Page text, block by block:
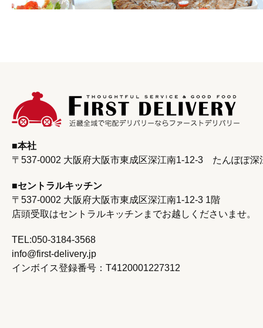
本社
〒537-0002 大阪府大阪市東成区深江南1-12-3 たんぽぽ
セントラルキッチン
〒537-0002 大阪府大阪市東成区深江南1‐12‐3 1階
店頭受取はセントラルキッチンまでお越しくださいませ。
TEL:050-3184-3568
info@first-delivery.jp
インボイス登録番号：T4120001227312